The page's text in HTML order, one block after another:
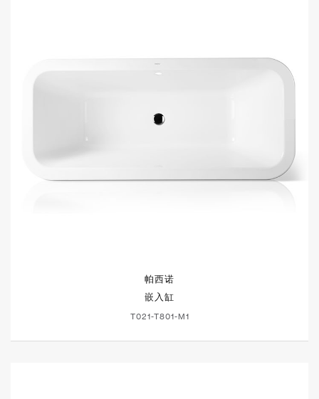
帕西诺
嵌入缸
T021-T801-M1